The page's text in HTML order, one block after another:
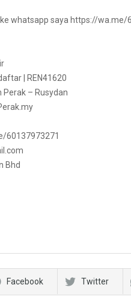
whatsapp saya https://wa.me/
| REN41620
Perak – Rusydan
60137973271
Bhd
Facebook Twitter